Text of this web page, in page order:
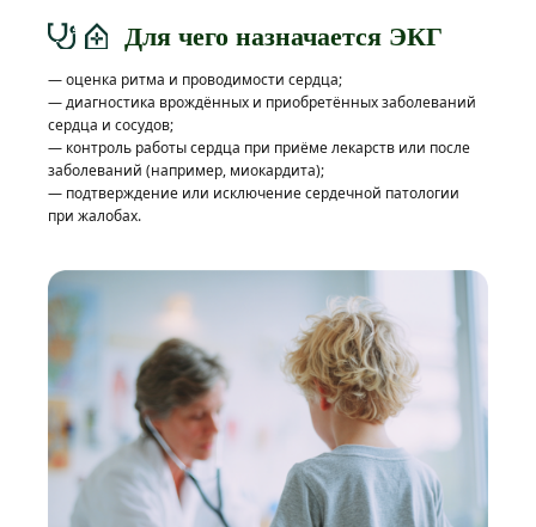
Для чего назначается ЭКГ
— оценка ритма и проводимости сердца;
— диагностика врождённых и приобретённых заболеваний
сердца и сосудов;
— контроль работы сердца при приёме лекарств или после
заболеваний (например, миокардита);
— подтверждение или исключение сердечной патологии
при жалобах.